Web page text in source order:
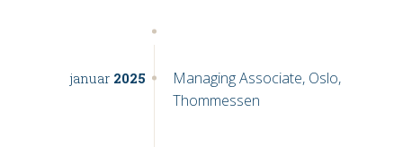
januar 2025
Managing Associate, Oslo,
Thommessen